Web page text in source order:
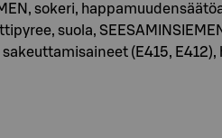
sokeri,
suola,
(E415, E412),